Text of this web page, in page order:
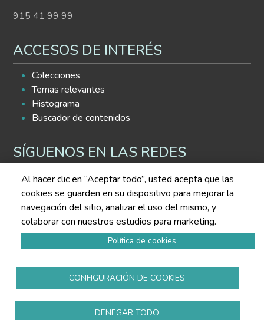
915 41 99 99
ACCESOS DE INTERÉS
Colecciones
Temas relevantes
Histograma
Buscador de contenidos
SÍGUENOS EN LAS REDES
Política de privacidad
Aviso legal
Todos los derechos reservadoswww.copmadrid.org
Al hacer clic en “Aceptar todo”, usted acepta que las
cookies se guarden en su dispositivo para mejorar la
navegación del sitio, analizar el uso del mismo, y
colaborar con nuestros estudios para marketing.
Política de cookies
CONFIGURACIÓN DE COOKIES
DENEGAR TODO